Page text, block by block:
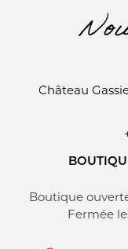
Château
Boutique
Fermée